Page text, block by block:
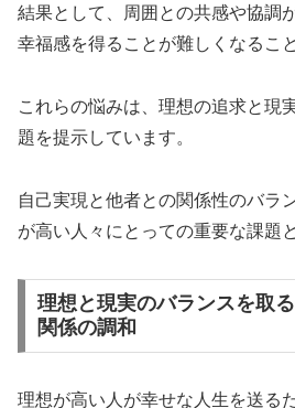
結果として、周囲との共感や協調
幸福感を得ることが難しくなるこ
これらの悩みは、理想の追求と現
題を提示しています。
自己実現と他者との関係性のバラ
が高い人々にとっての重要な課題
理想と現実のバランスを取
関係の調和
理想が高い人が幸せな人生を送る